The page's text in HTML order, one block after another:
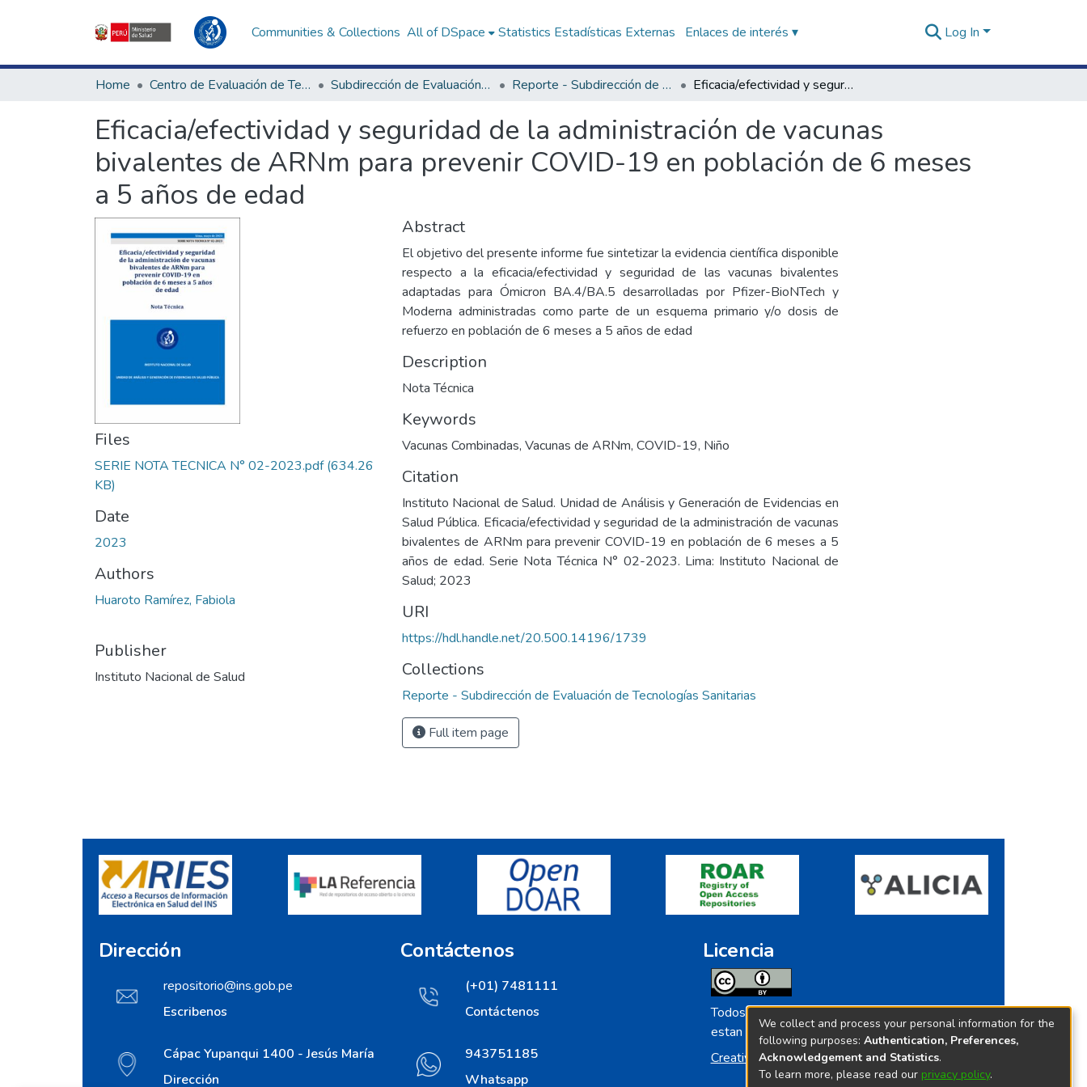
Communities & Collections All of DSpace Statistics Estadísticas Externas Enlaces de interés ▾ Log In
Home Centro de Evaluación de Tecnologías en Salud Subdirección de Evaluación de Tecnologías Sanitarias Reporte - Subdirección de Evaluación de Tecnologías Sanitarias Eficacia/efectividad y seguridad de la administración de vacunas bivalentes de ARNm para prevenir COVID-19 en población de 6 meses a 5 años de edad
Eficacia/efectividad y seguridad de la administración de vacunas
bivalentes de ARNm para prevenir COVID-19 en población de 6 meses
a 5 años de edad
Files
SERIE NOTA TECNICA N° 02-2023.pdf(634.26
KB)
Date
2023
Authors
Huaroto Ramírez, Fabiola
Publisher
Instituto Nacional de Salud
Abstract
El objetivo del presente informe fue sintetizar la evidencia científica disponible
respecto a la eficacia/efectividad y seguridad de las vacunas bivalentes
adaptadas para Ómicron BA.4/BA.5 desarrolladas por Pfizer-BioNTech y
Moderna administradas como parte de un esquema primario y/o dosis de
refuerzo en población de 6 meses a 5 años de edad
Description
Nota Técnica
Keywords
Vacunas Combinadas, Vacunas de ARNm, COVID-19, Niño
Citation
Instituto Nacional de Salud. Unidad de Análisis y Generación de Evidencias en
Salud Pública. Eficacia/efectividad y seguridad de la administración de vacunas
bivalentes de ARNm para prevenir COVID-19 en población de 6 meses a 5
años de edad. Serie Nota Técnica N° 02-2023. Lima: Instituto Nacional de
Salud; 2023
URI
https://hdl.handle.net/20.500.14196/1739
Collections
Reporte - Subdirección de Evaluación de Tecnologías Sanitarias
Full item page
Dirección
repositorio@ins.gob.pe
Escribenos
Cápac Yupanqui 1400 - Jesús María
Dirección
Contáctenos
(+01) 7481111
Contáctenos
943751185
Whatsapp
Licencia
Todos los contenidos de repositorio.ins.gob.pe
estan licenciados bajo
Creative Commoms License
We collect and process your personal information for the
following purposes: Authentication, Preferences,
Acknowledgement and Statistics.
To learn more, please read our privacy policy.